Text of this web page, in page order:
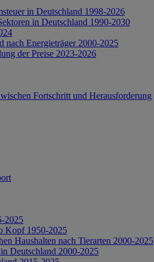
in Deutschland 1998-2026
in Deutschland 1990-2030
nach Energieträger 2000-2025
der Preise 2023-2026
Fortschritt und Herausforderung
2025
Kopf 1950-2025
Haushalten nach Tierarten 2000-2025
Deutschland 2000-2025